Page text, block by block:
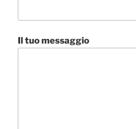
Il tuo messaggio